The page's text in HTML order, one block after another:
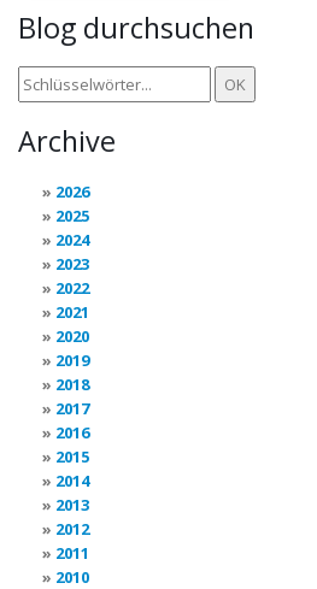
Blog durchsuchen
Archive
2026
2025
2024
2023
2022
2021
2020
2019
2018
2017
2016
2015
2014
2013
2012
2011
2010